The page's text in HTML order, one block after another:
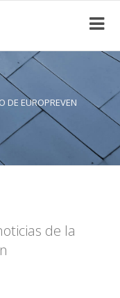
DE EUROPREVEN
de la